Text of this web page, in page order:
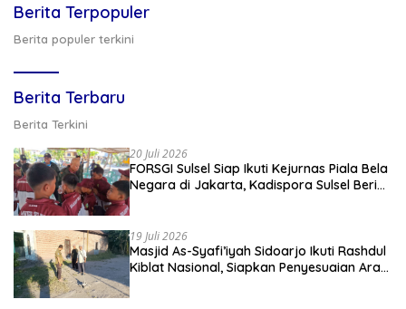
Berita Terpopuler
Berita populer terkini
Berita Terbaru
Berita Terkini
20 Juli 2026
FORSGI Sulsel Siap Ikuti Kejurnas Piala Bela
Negara di Jakarta, Kadispora Sulsel Beri
19 Juli 2026
Masjid As-Syafi’iyah Sidoarjo Ikuti Rashdul
Kiblat Nasional, Siapkan Penyesuaian Arah